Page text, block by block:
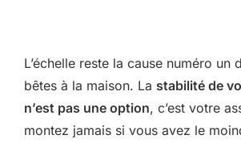
L’échelle reste la cause numéro un
bêtes à la maison. La stabilité de
n’est pas une option, c’est votre
montez jamais si vous avez le